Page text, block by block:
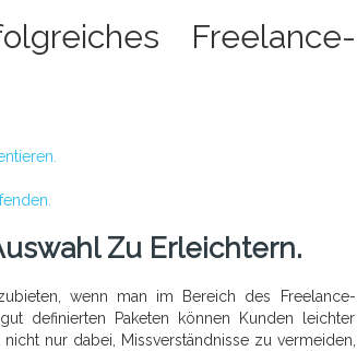
Freelance-
Zu Erleichtern.
wenn man im Bereich des Freelance-
definierten Paketen können Kunden leichter
nur dabei, Missverständnisse zu vermeiden,